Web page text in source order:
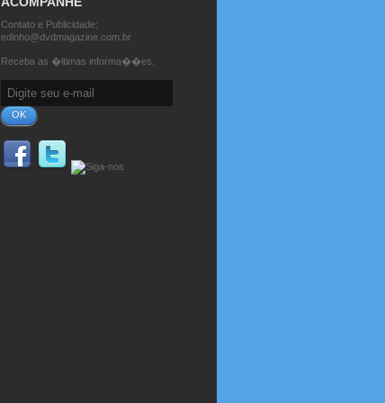
Contato e Publicidade:
edinho@dvdmagazine.com.br
Receba as �ltimas informa��es.
OK